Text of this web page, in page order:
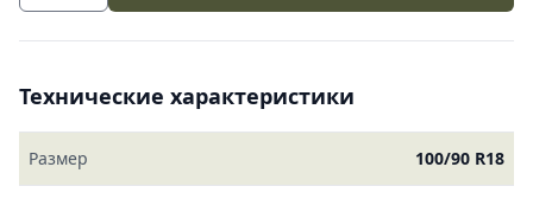
Технические характеристики
Размер 100/90 R18